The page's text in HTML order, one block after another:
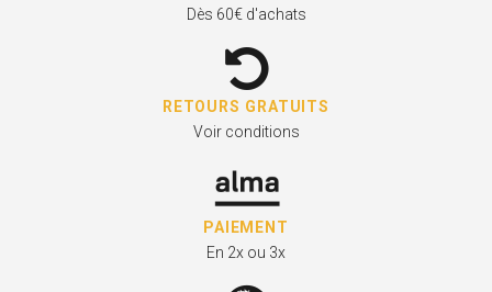
Dès 60€ d'achats
RETOURS GRATUITS
Voir conditions
PAIEMENT
En 2x ou 3x